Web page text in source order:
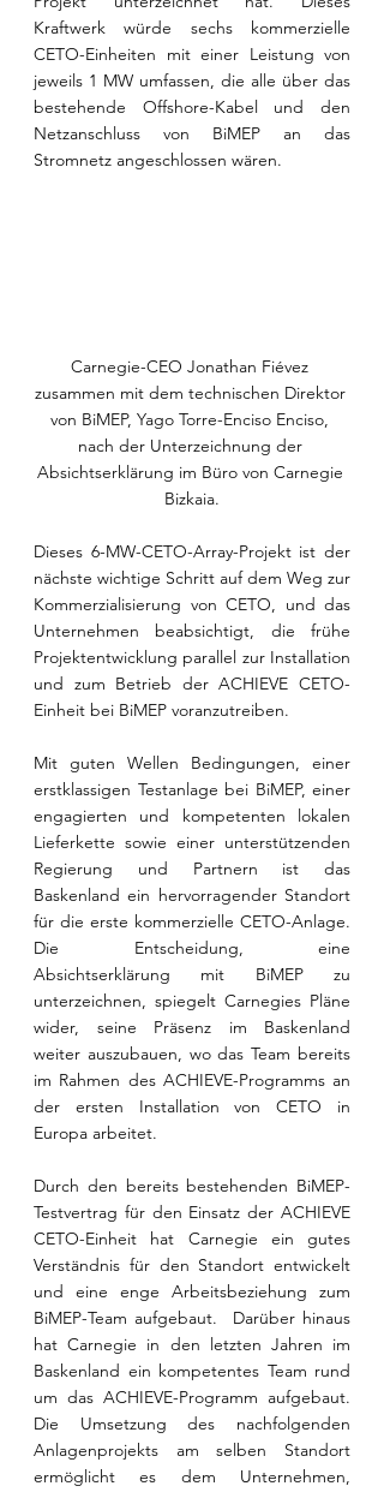
Kraftwerk würde sechs kommerzielle
CETO-Einheiten mit einer Leistung von
jeweils 1 MW umfassen, die alle über das
bestehende Offshore-Kabel und den
Netzanschluss von BiMEP an das
Stromnetz angeschlossen wären.
Carnegie-CEO Jonathan Fiévez
zusammen mit dem technischen Direktor
von BiMEP, Yago Torre-Enciso Enciso,
nach der Unterzeichnung der
Absichtserklärung im Büro von Carnegie
Bizkaia.
Dieses 6-MW-CETO-Array-Projekt ist der
nächste wichtige Schritt auf dem Weg zur
Kommerzialisierung von CETO, und das
Unternehmen beabsichtigt, die frühe
Projektentwicklung parallel zur Installation
und zum Betrieb der ACHIEVE CETO-
Einheit bei BiMEP voranzutreiben.
Mit guten Wellen Bedingungen, einer
erstklassigen Testanlage bei BiMEP, einer
engagierten und kompetenten lokalen
Lieferkette sowie einer unterstützenden
Regierung und Partnern ist das
Baskenland ein hervorragender Standort
für die erste kommerzielle CETO-Anlage.
Die Entscheidung, eine
Absichtserklärung mit BiMEP zu
unterzeichnen, spiegelt Carnegies Pläne
wider, seine Präsenz im Baskenland
weiter auszubauen, wo das Team bereits
im Rahmen des ACHIEVE-Programms an
der ersten Installation von CETO in
Europa arbeitet.
Durch den bereits bestehenden BiMEP-
Testvertrag für den Einsatz der ACHIEVE
CETO-Einheit hat Carnegie ein gutes
Verständnis für den Standort entwickelt
und eine enge Arbeitsbeziehung zum
BiMEP-Team aufgebaut.  Darüber hinaus
hat Carnegie in den letzten Jahren im
Baskenland ein kompetentes Team rund
um das ACHIEVE-Programm aufgebaut.
Die Umsetzung des nachfolgenden
Anlagenprojekts am selben Standort
ermöglicht es dem Unternehmen,